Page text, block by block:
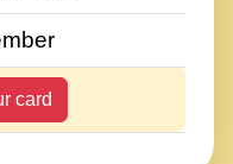
card